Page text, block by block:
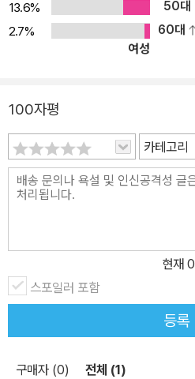
13.6%
50대
2.7%
60대
여성
100자평
카테고리
현재 0
스포일러 포함
등록
구매자 (0) 전체 (1)